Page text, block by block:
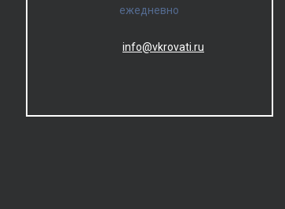
ежедневно
info@vkrovati.ru